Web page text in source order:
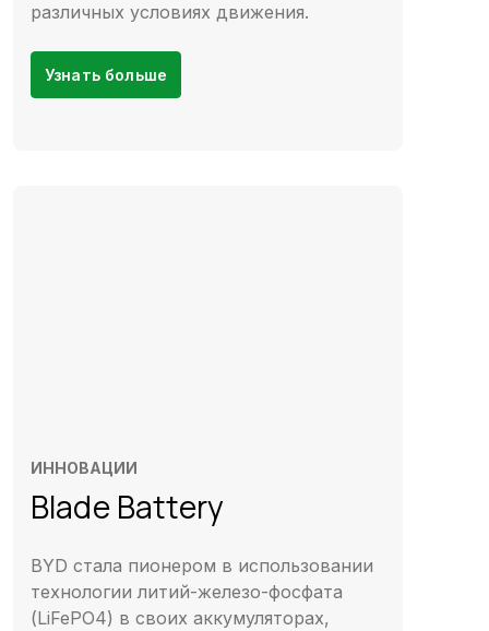
различных условиях движения.
Узнать больше
ИННОВАЦИИ
Blade Battery
BYD стала пионером в использовании
технологии литий-железо-фосфата
(LiFePO4) в своих аккумуляторах,